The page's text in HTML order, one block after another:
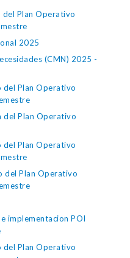
Plan Operativo
2025
(CMN) 2025 -
del Plan Operativo
del Plan Operativo
del Plan Operativo
del Plan Operativo
implementacion POI
del Plan Operativo